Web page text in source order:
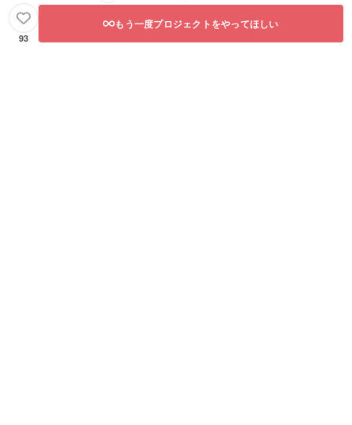
93
もう一度プロジェクトをやってほしい